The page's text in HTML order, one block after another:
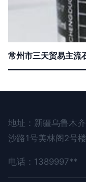
常州市三天贸易主流
地址：新疆乌鲁木
沙路1号美林阁2号
电话：1389997**